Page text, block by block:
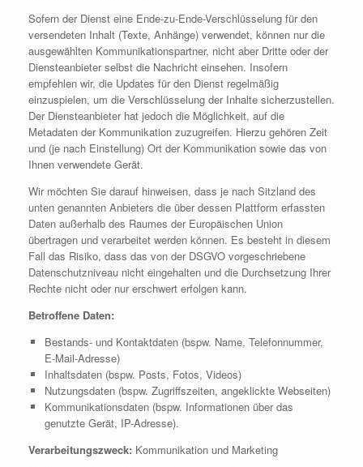
Sofern der Dienst eine Ende-zu-Ende-Verschlüsselung für den
versendeten Inhalt (Texte, Anhänge) verwendet, können nur die
ausgewählten Kommunikationspartner, nicht aber Dritte oder der
Diensteanbieter selbst die Nachricht einsehen. Insofern
empfehlen wir, die Updates für den Dienst regelmäßig
einzuspielen, um die Verschlüsselung der Inhalte sicherzustellen.
Der Diensteanbieter hat jedoch die Möglichkeit, auf die
Metadaten der Kommunikation zuzugreifen. Hierzu gehören Zeit
und (je nach Einstellung) Ort der Kommunikation sowie das von
Ihnen verwendete Gerät.
Wir möchten Sie darauf hinweisen, dass je nach Sitzland des
unten genannten Anbieters die über dessen Plattform erfassten
Daten außerhalb des Raumes der Europäischen Union
übertragen und verarbeitet werden können. Es besteht in diesem
Fall das Risiko, dass das von der DSGVO vorgeschriebene
Datenschutzniveau nicht eingehalten und die Durchsetzung Ihrer
Rechte nicht oder nur erschwert erfolgen kann.
Betroffene Daten:
Bestands- und Kontaktdaten (bspw. Name, Telefonnummer,
E-Mail-Adresse)
Inhaltsdaten (bspw. Posts, Fotos, Videos)
Nutzungsdaten (bspw. Zugriffszeiten, angeklickte Webseiten)
Kommunikationsdaten (bspw. Informationen über das
genutzte Gerät, IP-Adresse).
Verarbeitungszweck: Kommunikation und Marketing